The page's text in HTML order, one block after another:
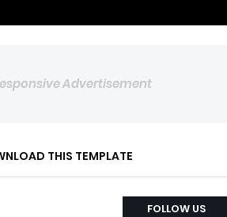
Advertisement
THIS TEMPLATE
FOLLOW US